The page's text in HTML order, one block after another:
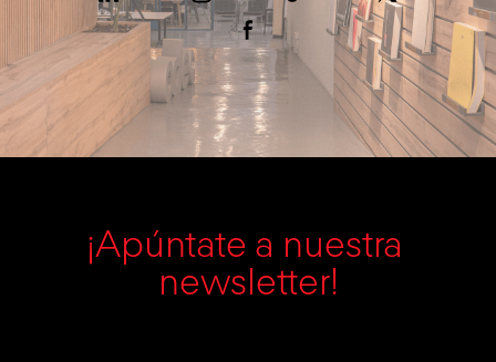
¡Apúntate a nuestra
newsletter!